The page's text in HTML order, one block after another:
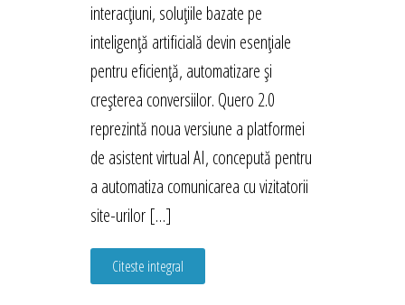
interacțiuni, soluțiile bazate pe
inteligență artificială devin esențiale
pentru eficiență, automatizare și
creșterea conversiilor. Quero 2.0
reprezintă noua versiune a platformei
de asistent virtual AI, concepută pentru
a automatiza comunicarea cu vizitatorii
site-urilor […]
Citeste integral